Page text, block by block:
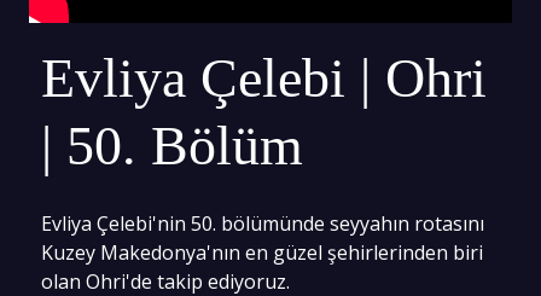
Evliya Çelebi | Ohri
| 50. Bölüm
Evliya Çelebi'nin 50. bölümünde seyyahın rotasını
Kuzey Makedonya'nın en güzel şehirlerinden biri
olan Ohri'de takip ediyoruz.